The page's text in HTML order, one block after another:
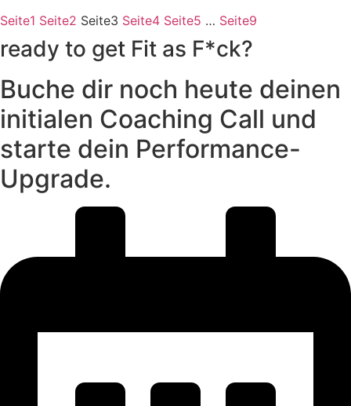
Seite1 Seite2 Seite3 Seite4 Seite5 … Seite9
ready to get Fit as F*ck?
Buche dir noch heute deinen
initialen Coaching Call und
starte dein Performance-
Upgrade.